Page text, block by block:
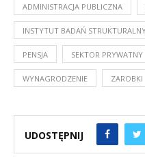
ADMINISTRACJA PUBLICZNA
INSTYTUT BADAŃ
PENSJA SEKTOR PRYWATNY
WYNAGRODZENIE ZAROBKI
UDOSTĘPNIJ